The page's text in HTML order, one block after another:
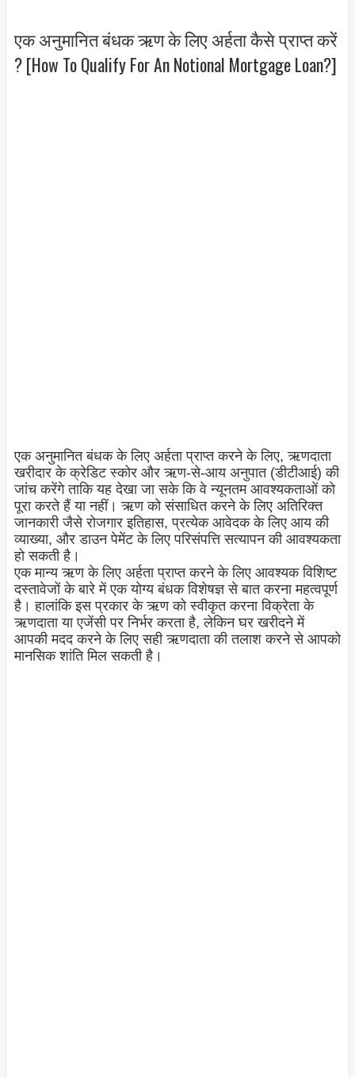
एक अनुमानित बंधक ऋण के लिए अर्हता कैसे प्राप्त करें
? [How To Qualify For An Notional Mortgage Loan?]
एक अनुमानित बंधक के लिए अर्हता प्राप्त करने के लिए, ऋणदाता
खरीदार के क्रेडिट स्कोर और ऋण-से-आय अनुपात (डीटीआई) की
जांच करेंगे ताकि यह देखा जा सके कि वे न्यूनतम आवश्यकताओं को
पूरा करते हैं या नहीं। ऋण को संसाधित करने के लिए अतिरिक्त
जानकारी जैसे रोजगार इतिहास, प्रत्येक आवेदक के लिए आय की
व्याख्या, और डाउन पेमेंट के लिए परिसंपत्ति सत्यापन की आवश्यकता
हो सकती है।
एक मान्य ऋण के लिए अर्हता प्राप्त करने के लिए आवश्यक विशिष्ट
दस्तावेजों के बारे में एक योग्य बंधक विशेषज्ञ से बात करना महत्वपूर्ण
है। हालांकि इस प्रकार के ऋण को स्वीकृत करना विक्रेता के
ऋणदाता या एजेंसी पर निर्भर करता है, लेकिन घर खरीदने में
आपकी मदद करने के लिए सही ऋणदाता की तलाश करने से आपको
मानसिक शांति मिल सकती है।